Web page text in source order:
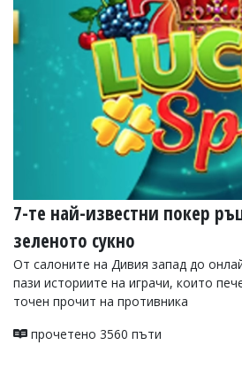
УКРАЙНА
СПОРТ
РАЗСЛЕДВАНЕ
БИЗНЕС
email:
v.vasilev@flagman.bg
Катя
еmail:k.kassabova@flagman.bg
Главен
Иван
7-те най-известни покер
зеленото сукно
От салоните на Дивия запад до
пази историите на играчи, които
точен прочит на противника
прочетено 3560 пъти